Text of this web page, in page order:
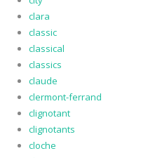
clara
classic
classical
classics
claude
clermont-ferrand
clignotant
clignotants
cloche